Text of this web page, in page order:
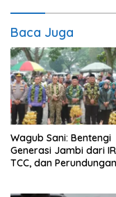
Baca Juga
Wagub Sani: Bentengi
Generasi Jambi dari
TCC, dan Perundungan